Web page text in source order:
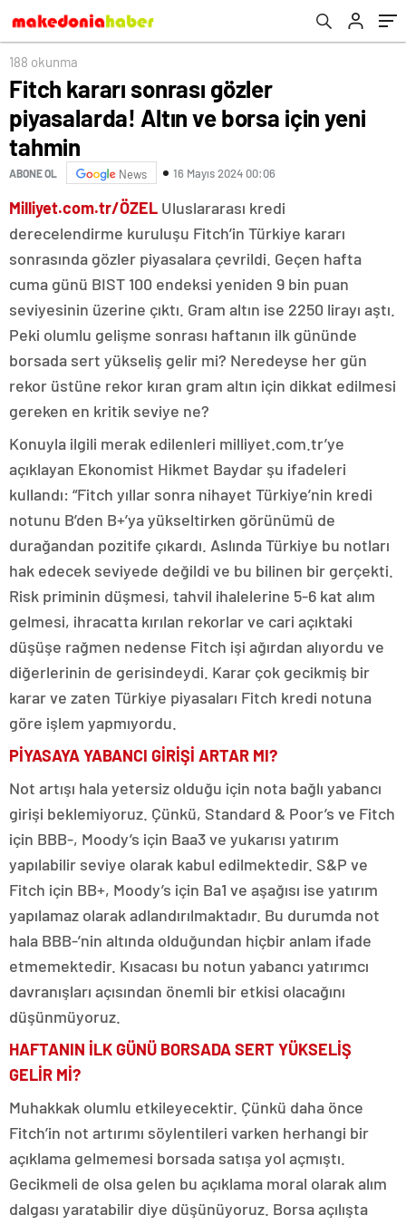
188 okunma
Fitch kararı sonrası gözler
piyasalarda! Altın ve borsa için yeni
tahmin
ABONE OL News 16 Mayıs 2024 00:06
Milliyet.com.tr/ÖZEL Uluslararası kredi
derecelendirme kuruluşu Fitch’in Türkiye kararı
sonrasında gözler piyasalara çevrildi. Geçen hafta
cuma günü BIST 100 endeksi yeniden 9 bin puan
seviyesinin üzerine çıktı. Gram altın ise 2250 lirayı aştı.
Peki olumlu gelişme sonrası haftanın ilk gününde
borsada sert yükseliş gelir mi? Neredeyse her gün
rekor üstüne rekor kıran gram altın için dikkat edilmesi
gereken en kritik seviye ne?
Konuyla ilgili merak edilenleri milliyet.com.tr’ye
açıklayan Ekonomist Hikmet Baydar şu ifadeleri
kullandı: “Fitch yıllar sonra nihayet Türkiye’nin kredi
notunu B’den B+’ya yükseltirken görünümü de
durağandan pozitife çıkardı. Aslında Türkiye bu notları
hak edecek seviyede değildi ve bu bilinen bir gerçekti.
Risk priminin düşmesi, tahvil ihalelerine 5-6 kat alım
gelmesi, ihracatta kırılan rekorlar ve cari açıktaki
düşüşe rağmen nedense Fitch işi ağırdan alıyordu ve
diğerlerinin de gerisindeydi. Karar çok gecikmiş bir
karar ve zaten Türkiye piyasaları Fitch kredi notuna
göre işlem yapmıyordu.
PİYASAYA YABANCI GİRİŞİ ARTAR MI?
Not artışı hala yetersiz olduğu için nota bağlı yabancı
girişi beklemiyoruz. Çünkü, Standard & Poor’s ve Fitch
için BBB-, Moody’s için Baa3 ve yukarısı yatırım
yapılabilir seviye olarak kabul edilmektedir. S&P ve
Fitch için BB+, Moody’s için Ba1 ve aşağısı ise yatırım
yapılamaz olarak adlandırılmaktadır. Bu durumda not
hala BBB-’nin altında olduğundan hiçbir anlam ifade
etmemektedir. Kısacası bu notun yabancı yatırımcı
davranışları açısından önemli bir etkisi olacağını
düşünmüyoruz.
HAFTANIN İLK GÜNÜ BORSADA SERT YÜKSELİŞ
GELİR Mİ?
Muhakkak olumlu etkileyecektir. Çünkü daha önce
Fitch’in not artırımı söylentileri varken herhangi bir
açıklama gelmemesi borsada satışa yol açmıştı.
Gecikmeli de olsa gelen bu açıklama moral olarak alım
dalgası yaratabilir diye düşünüyoruz. Borsa açılışta